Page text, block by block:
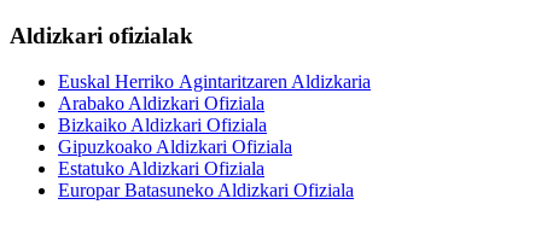
Aldizkari ofizialak
Euskal Herriko Agintaritzaren Aldizkaria
Arabako Aldizkari Ofiziala
Bizkaiko Aldizkari Ofiziala
Gipuzkoako Aldizkari Ofiziala
Estatuko Aldizkari Ofiziala
Europar Batasuneko Aldizkari Ofiziala